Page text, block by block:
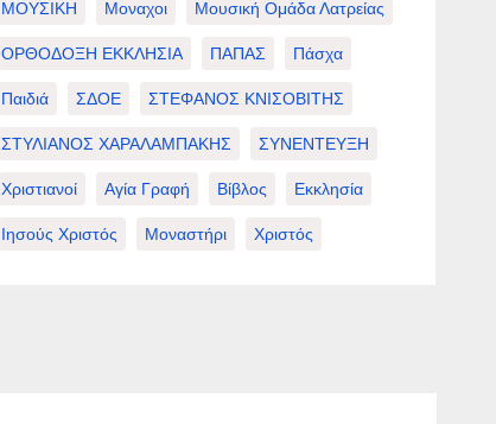
ΜΟΥΣΙΚΗ Μοναχοι Μουσική Ομάδα Λατρείας
ΟΡΘΟΔΟΞΗ ΕΚΚΛΗΣΙΑ ΠΑΠΑΣ Πάσχα
Παιδιά ΣΔΟΕ ΣΤΕΦΑΝΟΣ ΚΝΙΣΟΒΙΤΗΣ
ΣΤΥΛΙΑΝΟΣ ΧΑΡΑΛΑΜΠΑΚΗΣ ΣΥΝΕΝΤΕΥΞΗ
Χριστιανοί Αγία Γραφή Βίβλος Εκκλησία
Ιησούς Χριστός Μοναστήρι Χριστός